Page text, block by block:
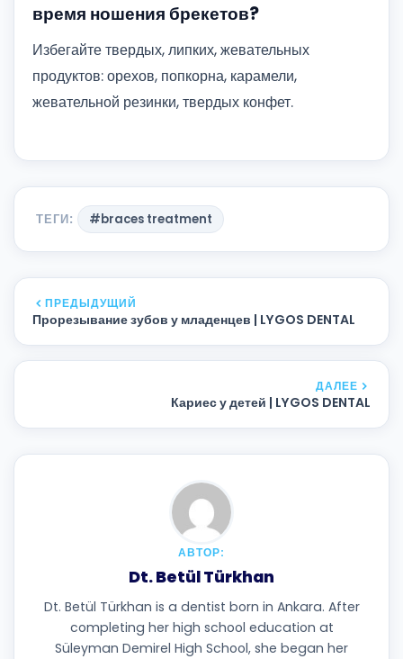
время ношения брекетов?
Избегайте твердых, липких, жевательных
продуктов: орехов, попкорна, карамели,
жевательной резинки, твердых конфет.
ТЕГИ: #braces treatment
ПРЕДЫДУЩИЙ
Прорезывание зубов у младенцев | LYGOS DENTAL
ДАЛЕЕ
Кариес у детей | LYGOS DENTAL
АВТОР:
Dt. Betül Türkhan
Dt. Betül Türkhan is a dentist born in Ankara. After
completing her high school education at
Süleyman Demirel High School, she began her